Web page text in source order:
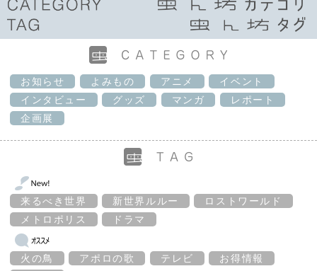
お知らせ よみもの アニメ
イベント
インタビュー
グッズ マンガ
レポート
企画展
来るべき世界 新世界ルルー
ロストワールド
メトロポリス
ドラマ
火の鳥 アポロの歌 テレビ お得情報